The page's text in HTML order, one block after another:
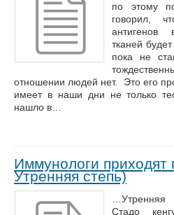
по этому
говорил,
антигенов
тканей
пока не
отношении людей нет. Это его
имеет в наши дни не только
нашло в…
Иммунологи
Утренняя степь)
Стадо